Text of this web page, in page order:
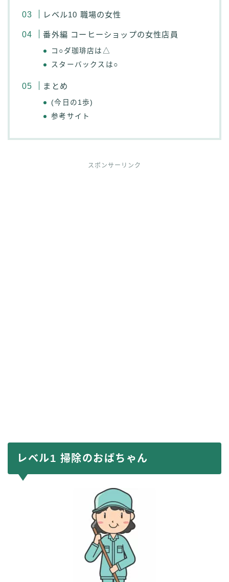
レベル10 職場の女性
番外編 コーヒーショップの女性店員
コ○ダ珈琲店は△
スターバックスは○
まとめ
(今日の1歩)
参考サイト
スポンサーリンク
レベル1 掃除のおばちゃん